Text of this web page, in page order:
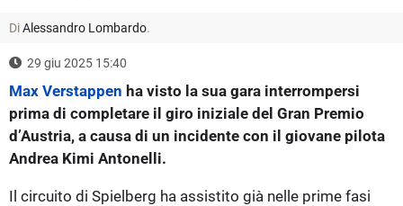
DiAlessandro Lombardo.
29 giu 2025 15:40
Max Verstappen ha visto la sua gara interrompersi
prima di completare il giro iniziale del Gran Premio
d’Austria, a causa di un incidente con il giovane pilota
Andrea Kimi Antonelli.
Il circuito di Spielberg ha assistito già nelle prime fasi